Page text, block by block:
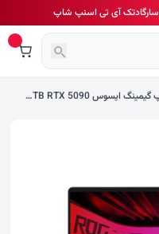
لپ تاپ گیمینگ ایسوس ROG Strix SCAR 16 G635LX Ultra 9 275HX 16GB 1TB RTX 5090